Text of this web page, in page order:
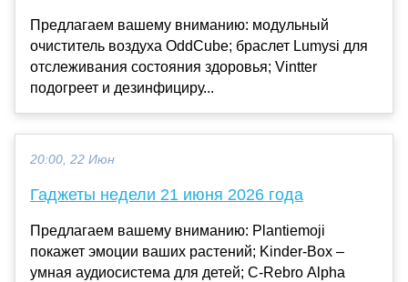
Предлагаем вашему вниманию: модульный
очиститель воздуха OddCube; браслет Lumysi для
отслеживания состояния здоровья; Vintter
подогреет и дезинфициру...
20:00, 22 Июн
Гаджеты недели 21 июня 2026 года
Предлагаем вашему вниманию: Plantiemoji
покажет эмоции ваших растений; Kinder-Вox –
умная аудиосистема для детей; C-Rebro Alpha